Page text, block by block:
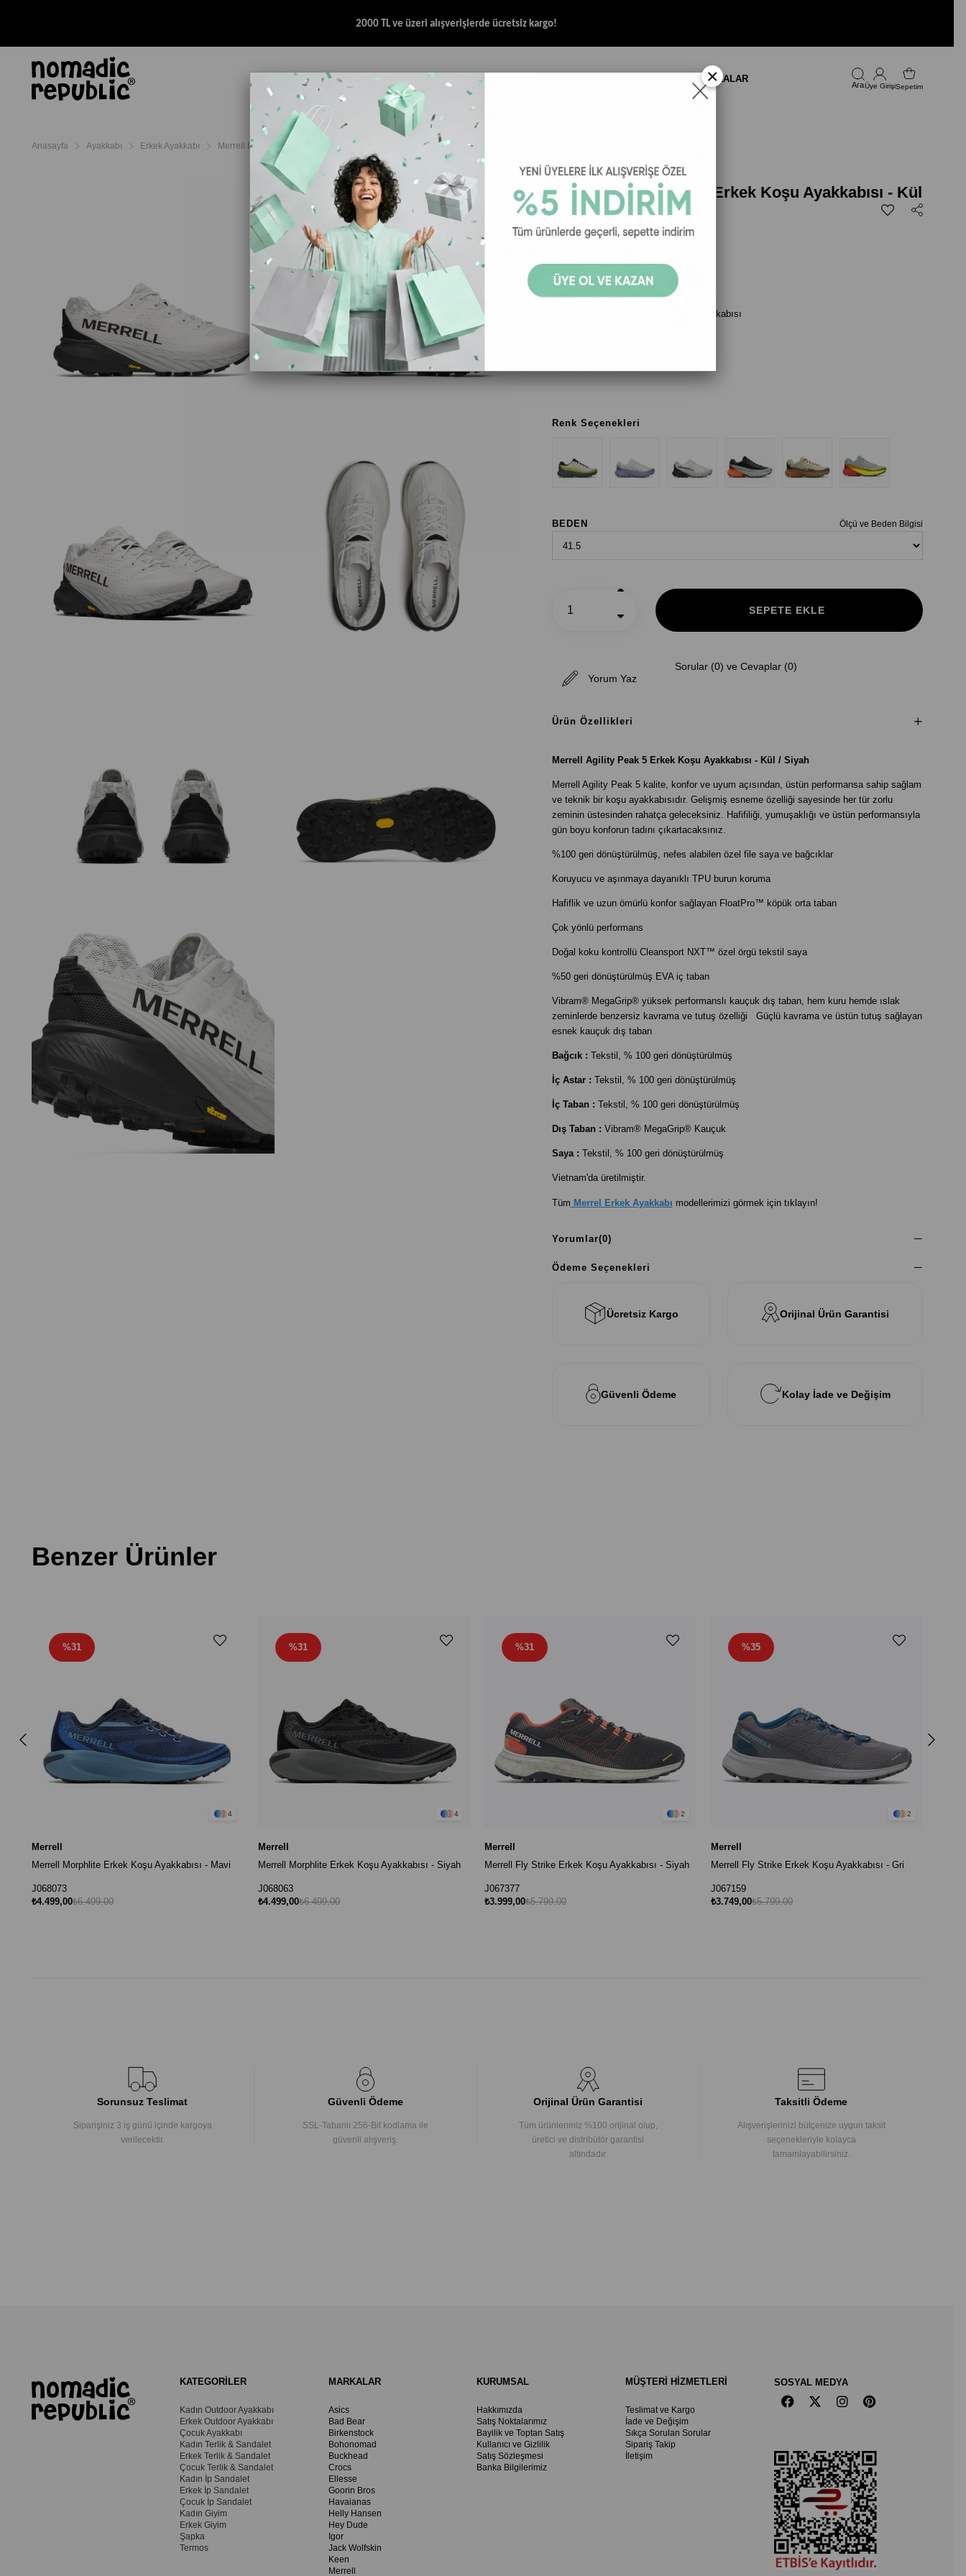
2000 TL ve üzeri alışverişlerde ücretsiz kargo!
AYAKKABI TERLİK & SANDALET AKSESUAR HALAT & İP SANDALET MARKALAR
Üye GirişiSepetim
Anasayfa Ayakkabı Erkek Ayakkabı Merrell Erkek Ayakkabı Merrell Agility Peak 5 Erkek Koşu Ayakkabısı - Kül / Siyah
Merrell Agility Peak 5 Erkek Koşu Ayakkabısı - Kül
/ Siyah
Merrell Agility Peak 5 Erkek Koşu Ayakkabısı
Renk Seçenekleri
Ölçü ve Beden Bilgisi
BEDEN
Yorum Yaz
Sorular (0) ve Cevaplar (0)
Ürün Özellikleri
Merrell Agility Peak 5 Erkek Koşu Ayakkabısı - Kül / Siyah
Merrell Agility Peak 5 kalite, konfor ve uyum açısından, üstün performansa sahip sağlam
ve teknik bir koşu ayakkabısıdır. Gelişmiş esneme özelliği sayesinde her tür zorlu
zeminin üstesinden rahatça geleceksiniz. Hafifiliği, yumuşaklığı ve üstün performansıyla
gün boyu konforun tadını çıkartacaksınız.
%100 geri dönüştürülmüş, nefes alabilen özel file saya ve bağcıklar
Koruyucu ve aşınmaya dayanıklı TPU burun koruma
Hafiflik ve uzun ömürlü konfor sağlayan FloatPro™ köpük orta taban
Çok yönlü performans
Doğal koku kontrollü Cleansport NXT™ özel örgü tekstil saya
%50 geri dönüştürülmüş EVA iç taban
Vibram® MegaGrip® yüksek performanslı kauçuk dış taban, hem kuru hemde ıslak
zeminlerde benzersiz kavrama ve tutuş özelliği Güçlü kavrama ve üstün tutuş sağlayan
esnek kauçuk dış taban
Bağcık : Tekstil, % 100 geri dönüştürülmüş
İç Astar : Tekstil, % 100 geri dönüştürülmüş
İç Taban : Tekstil, % 100 geri dönüştürülmüş
Dış Taban : Vibram® MegaGrip® Kauçuk
Saya : Tekstil, % 100 geri dönüştürülmüş
Vietnam'da üretilmiştir.
Tüm Merrel Erkek Ayakkabı modellerimizi görmek için tıklayın!
Yorumlar(0)
Ödeme Seçenekleri
Ücretsiz Kargo Orijinal Ürün Garantisi
Güvenli Ödeme Kolay İade ve Değişim
Benzer Ürünler
4
Merrell
Merrell Morphlite Erkek Koşu Ayakkabısı - Mavi
J068073
₺4.499,00₺6.499,00
%31
4
Merrell
Merrell Morphlite Erkek Koşu Ayakkabısı - Siyah
J068063
₺4.499,00₺6.499,00
%31
2
Merrell
Merrell Fly Strike Erkek Koşu Ayakkabısı - Siyah
J067377
₺3.999,00₺5.799,00
%31
2
Merrell
Merrell Fly Strike Erkek Koşu Ayakkabısı - Gri
J067159
₺3.749,00₺5.799,00
%35
Sorunsuz Teslimat
Siparişiniz 3 iş günü içinde kargoya
verilecektir.
Güvenli Ödeme
SSL-Tabanlı 256-Bit kodlama ile
güvenli alışveriş.
Orijinal Ürün Garantisi
Tüm ürünlerimiz %100 orijinal olup,
üretici ve distribütör garantisi
altındadır.
Taksitli Ödeme
Alışverişlerinizi bütçenize uygun taksit
seçenekleriyle kolayca
tamamlayabilirsiniz.
KATEGORİLER
Kadın Outdoor Ayakkabı
Erkek Outdoor Ayakkabı
Çocuk Ayakkabı
Kadın Terlik & Sandalet
Erkek Terlik & Sandalet
Çocuk Terlik & Sandalet
Kadın İp Sandalet
Erkek İp Sandalet
Çocuk İp Sandalet
Kadın Giyim
Erkek Giyim
Şapka
Termos
MARKALAR
Asics
Bad Bear
Birkenstock
Bohonomad
Buckhead
Crocs
Ellesse
Goorin Bros
Havaianas
Helly Hansen
Hey Dude
Igor
Jack Wolfskin
Keen
Merrell
KURUMSAL
Hakkımızda
Satış Noktalarımız
Bayilik ve Toptan Satış
Kullanıcı ve Gizlilik
Satış Sözleşmesi
Banka Bilgilerimiz
MÜŞTERİ HİZMETLERİ
Teslimat ve Kargo
İade ve Değişim
Sıkça Sorulan Sorular
Sipariş Takip
İletişim
SOSYAL MEDYA
×